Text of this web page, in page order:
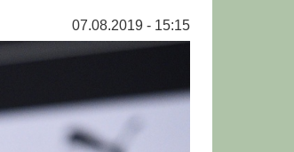
07.08.2019 - 15:15